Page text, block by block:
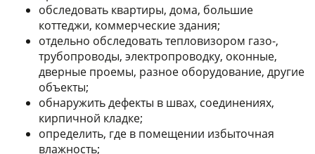
обследовать квартиры, дома, большие
коттеджи, коммерческие здания;
отдельно обследовать тепловизором газо-,
трубопроводы, электропроводку, оконные,
дверные проемы, разное оборудование, другие
объекты;
обнаружить дефекты в швах, соединениях,
кирпичной кладке;
определить, где в помещении избыточная
влажность;